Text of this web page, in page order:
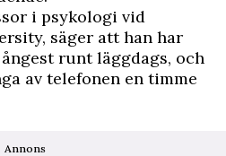
i psykologi vid
säger att han har
runt läggdags, och
av telefonen en timme
Annons